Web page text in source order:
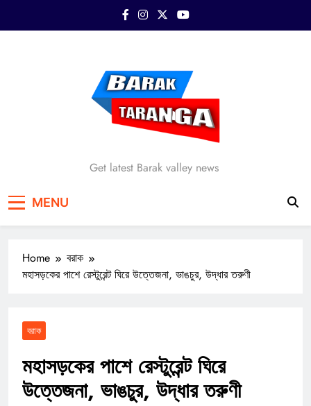
Barak Taranga
Get latest Barak valley news
MENU
Home
বরাক
মহাসড়কের পাশে রেস্টুরেন্ট ঘিরে উত্তেজনা, ভাঙচুর, উদ্ধার তরুণী
বরাক
মহাসড়কের পাশে রেস্টুরেন্ট ঘিরে
উত্তেজনা, ভাঙচুর, উদ্ধার তরুণী